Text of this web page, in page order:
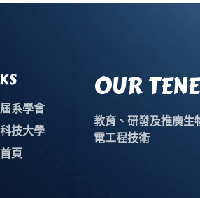
系學會
技大學
頁
OUR
教育、研發及推廣生
電工程技術